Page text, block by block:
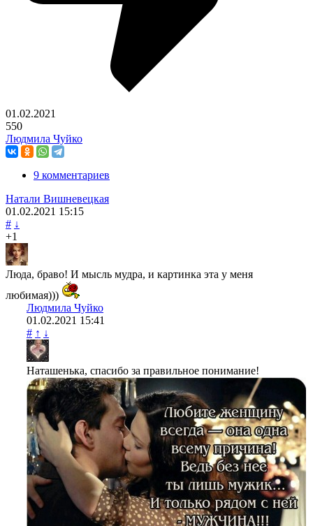
01.02.2021
550
Людмила Чуйко
9 комментариев
Натали Вишневецкая
01.02.2021 15:15
# ↓
+1
Люда, браво! И мысль мудра, и картинка эта у меня
любимая)))
Людмила Чуйко
01.02.2021 15:41
# ↑ ↓
Наташенька, спасибо за правильное понимание!